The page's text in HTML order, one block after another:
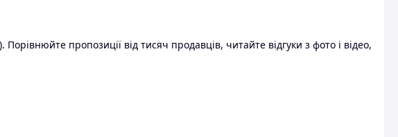
пропозиції від тисяч продавців, читайте відгуки з фото і відео,